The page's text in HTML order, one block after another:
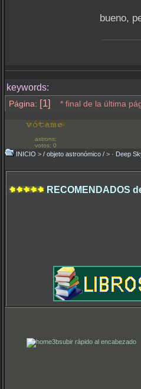
bueno,
keywords:
Página: [1] * final de la última
astrons:
votos: 0
INICIO > / objeto astronómico / > · Deep
RECOMENDADOS
subir rápido al encabezado